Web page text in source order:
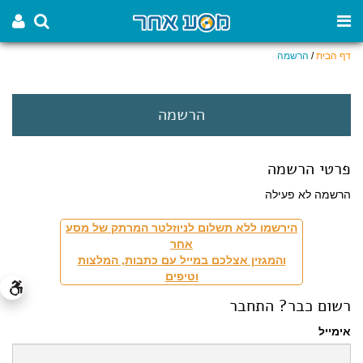
דף הבית/ הרשמה
הרשמה
פרטי הרשמה
הרשמה לא פעילה
הירשמו ללא תשלום לניוזלטר המרתק של מסע
אחר
והמגזין אצלכם במייל עם כתבות, המלצות
וטיפים
רשום כבר? התחבר
אימייל